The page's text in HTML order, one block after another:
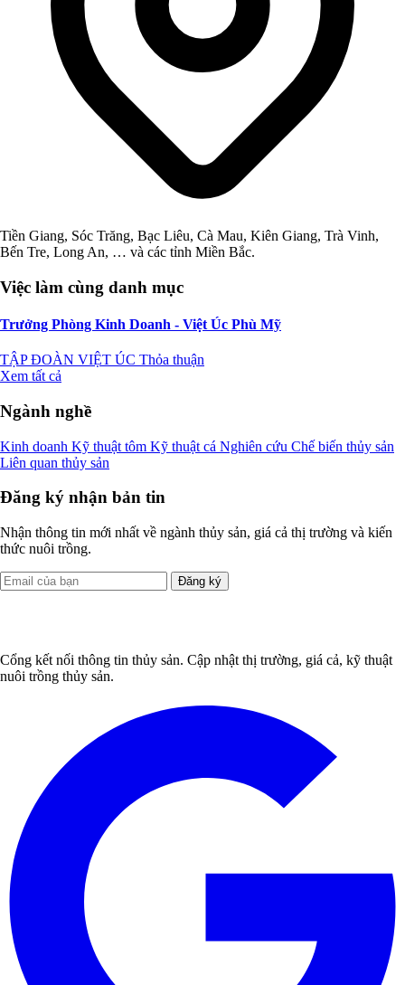
Tiền Giang, Sóc Trăng, Bạc Liêu, Cà Mau, Kiên Giang, Trà Vinh,
Bến Tre, Long An, … và các tỉnh Miền Bắc.
Việc làm cùng danh mục
Trưởng Phòng Kinh Doanh - Việt Úc Phù Mỹ
TẬP ĐOÀN VIỆT ÚC Thỏa thuận
Xem tất cả
Ngành nghề
Kinh doanh Kỹ thuật tôm Kỹ thuật cá Nghiên cứu Chế biến thủy sản
Liên quan thủy sản
Đăng ký nhận bản tin
Nhận thông tin mới nhất về ngành thủy sản, giá cả thị trường và kiến
thức nuôi trồng.
Đăng ký
Cổng kết nối thông tin thủy sản. Cập nhật thị trường, giá cả, kỹ thuật
nuôi trồng thủy sản.